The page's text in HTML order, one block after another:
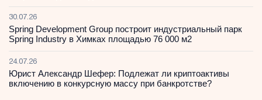
30.07.26
Spring Development Group построит индустриальный парк
Spring Industry в Химках площадью 76 000 м2
24.07.26
Юрист Александр Шефер: Подлежат ли криптоактивы
включению в конкурсную массу при банкротстве?